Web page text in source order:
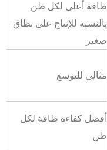
طاقة أعلى لكل طن
بالنسبة للإنتاج على نطاق
صغير
مثالي للتوسع
أفضل كفاءة طاقة لكل
طن